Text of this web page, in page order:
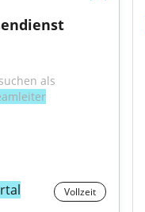
als
Vollzeit